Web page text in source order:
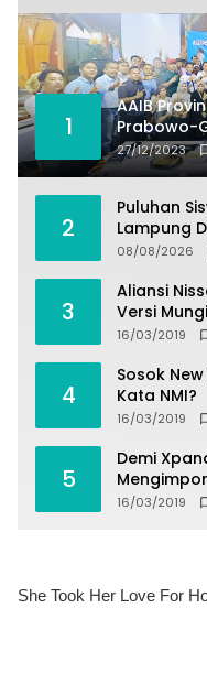
1
AAIB
Prabowo-
27/12/2023
2
Puluhan
Lampung
Oleh
08/08/2026
3
Aliansi
Versi
16/03/2019
4
Sosok
Kata NMI?
16/03/2019
5
Demi
16/03/2019